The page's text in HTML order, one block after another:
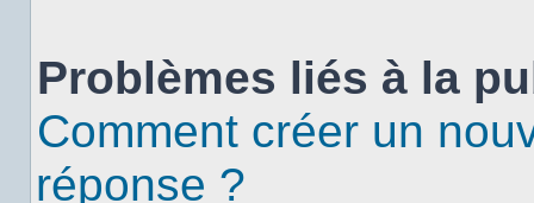
Problèmes liés à la
Comment créer un
réponse ?